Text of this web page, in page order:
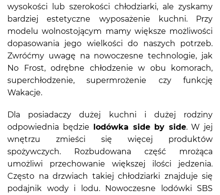
wysokości lub szerokości chłodziarki, ale zyskamy
bardziej estetyczne wyposażenie kuchni. Przy
modelu wolnostojącym mamy większe możliwości
dopasowania jego wielkości do naszych potrzeb.
Zwróćmy uwagę na nowoczesne technologie, jak
No Frost, odrębne chłodzenie w obu komorach,
superchłodzenie, supermrożenie czy funkcję
Wakacje.
Dla posiadaczy dużej kuchni i dużej rodziny
odpowiednia będzie lodówka side by side. W jej
wnętrzu zmieści się więcej produktów
spożywczych. Rozbudowana część mrożąca
umożliwi przechowanie większej ilości jedzenia.
Często na drzwiach takiej chłodziarki znajduje się
podajnik wody i lodu. Nowoczesne lodówki SBS